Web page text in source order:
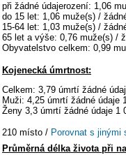
při žádné údajerození: 1,06
do 15 let: 1,06 muže(s) /
15-64 let: 1,03 muže(s) /
65 let a výše: 0,76 muže(s) /
Obyvatelstvo celkem: 0,99
Kojenecká úmrtnost:
Celkem: 3,79 úmrtí žádné
Muži: 4,25 úmrtí žádné údaje
Ženy 3,3 úmrtí žádné údaje 1
210 místo / Porovnat s jinými
Průměrná délka života při